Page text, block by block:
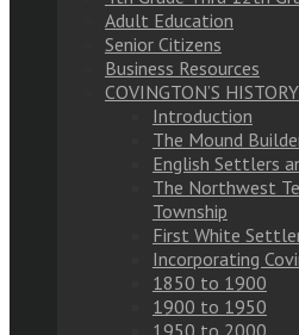
Adult Education
Senior Citizens
Business Resources
COVINGTON’S HISTORY
Introduction
The Mound
English Settlers
The Northwest
Township
First White
Incorporating
1850 to 1900
1900 to 1950